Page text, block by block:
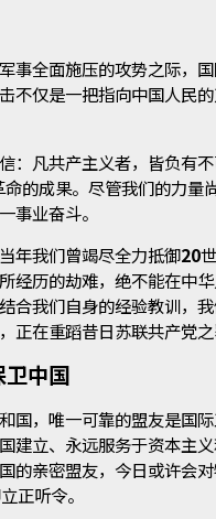
事全面施压的攻势之际，
不仅是一把指向中国人民
：凡共产主义者，皆负有
的成果。尽管我们的力量
事业奋斗。
年我们曾竭尽全力抵御20
经历的劫难，绝不能在中
合我们自身的经验教训，
正在重蹈昔日苏联共产党之
卫中国
国，唯一可靠的盟友是国
建立、永远服务于资本主
的亲密盟友，今日或许会
正听令。